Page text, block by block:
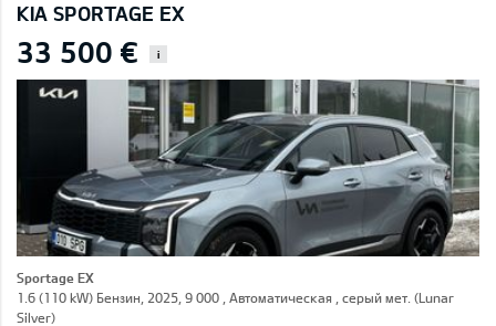
KIA SPORTAGE EX
33 500 € i
Sportage EX
1.6 (110 kW) Бензин, 2025, 9 000 , Автоматическая , серый мет. (Lunar
Silver)